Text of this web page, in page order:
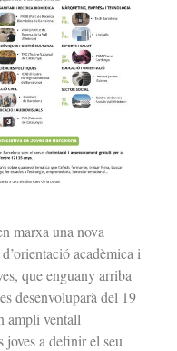
marxa una nova
acadèmica i
que enguany arriba
desenvoluparà del 19
ampli ventall
joves a definir el seu